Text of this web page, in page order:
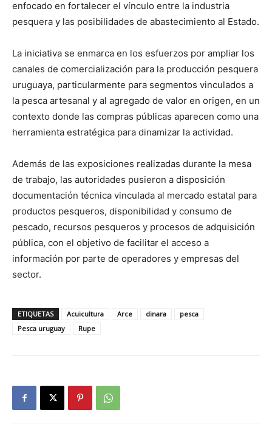
enfocado en fortalecer el vínculo entre la industria
pesquera y las posibilidades de abastecimiento al Estado.
La iniciativa se enmarca en los esfuerzos por ampliar los
canales de comercialización para la producción pesquera
uruguaya, particularmente para segmentos vinculados a
la pesca artesanal y al agregado de valor en origen, en un
contexto donde las compras públicas aparecen como una
herramienta estratégica para dinamizar la actividad.
Además de las exposiciones realizadas durante la mesa
de trabajo, las autoridades pusieron a disposición
documentación técnica vinculada al mercado estatal para
productos pesqueros, disponibilidad y consumo de
pescado, recursos pesqueros y procesos de adquisición
pública, con el objetivo de facilitar el acceso a
información por parte de operadores y empresas del
sector.
ETIQUETAS Acuicultura Arce dinara
pesca
Pesca uruguay
Rupe